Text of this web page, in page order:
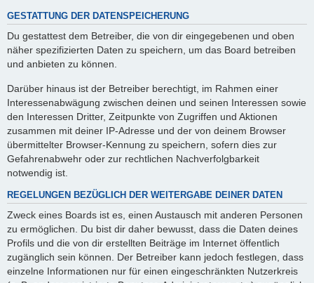
GESTATTUNG DER DATENSPEICHERUNG
Du gestattest dem Betreiber, die von dir eingegebenen und oben
näher spezifizierten Daten zu speichern, um das Board betreiben
und anbieten zu können.
Darüber hinaus ist der Betreiber berechtigt, im Rahmen einer
Interessenabwägung zwischen deinen und seinen Interessen sowie
den Interessen Dritter, Zeitpunkte von Zugriffen und Aktionen
zusammen mit deiner IP-Adresse und der von deinem Browser
übermittelter Browser-Kennung zu speichern, sofern dies zur
Gefahrenabwehr oder zur rechtlichen Nachverfolgbarkeit
notwendig ist.
REGELUNGEN BEZÜGLICH DER WEITERGABE DEINER DATEN
Zweck eines Boards ist es, einen Austausch mit anderen Personen
zu ermöglichen. Du bist dir daher bewusst, dass die Daten deines
Profils und die von dir erstellten Beiträge im Internet öffentlich
zugänglich sein können. Der Betreiber kann jedoch festlegen, dass
einzelne Informationen nur für einen eingeschränkten Nutzerkreis